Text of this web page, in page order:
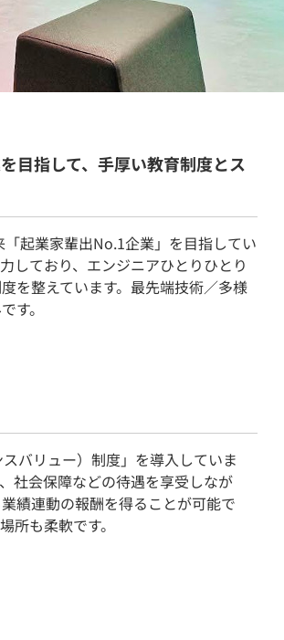
目指して、手厚い教育制度とス
起業家輩出No.1企業」を目指してい
しており、エンジニアひとりひとり
を整えています。最先端技術／多様
す。
バリュー）制度」を導入していま
社会保障などの待遇を享受しなが
績連動の報酬を得ることが可能で
所も柔軟です。